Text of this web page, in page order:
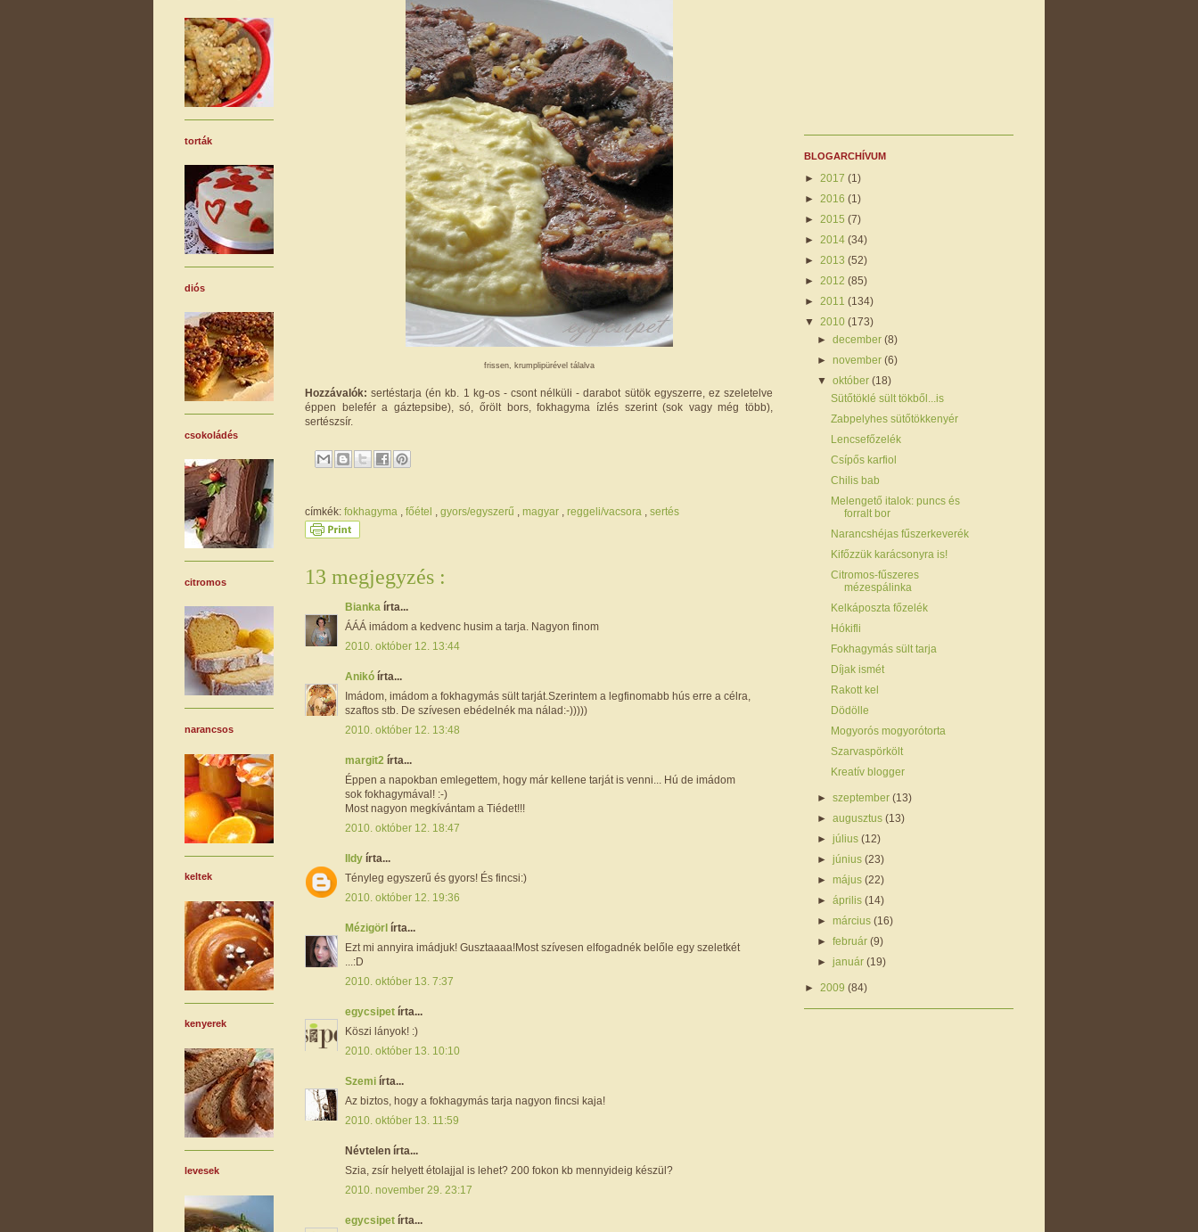
frissen, krumplipürével tálalva
Hozzávalók: sertéstarja (én kb. 1 kg-os - csont nélküli - darabot sütök egyszerre, ez szeletelve
éppen belefér a gáztepsibe), só, őrölt bors, fokhagyma ízlés szerint (sok vagy még több),
sertészsír.
címkék: fokhagyma főétel gyors/egyszerű magyar reggeli/vacsora sertés
13 megjegyzés :
Bianka írta...
ÁÁÁ imádom a kedvenc husim a tarja. Nagyon finom
2010. október 12. 13:44
Anikó írta...
Imádom, imádom a fokhagymás sült tarját.Szerintem a legfinomabb hús erre a célra,
szaftos stb. De szívesen ebédelnék ma nálad:-)))))
2010. október 12. 13:48
margit2 írta...
Éppen a napokban emlegettem, hogy már kellene tarját is venni... Hú de imádom
sok fokhagymával! :-)
Most nagyon megkívántam a Tiédet!!!
2010. október 12. 18:47
Ildy írta...
Tényleg egyszerű és gyors! És fincsi:)
2010. október 12. 19:36
Mézigörl írta...
Ezt mi annyira imádjuk! Gusztaaaa!Most szívesen elfogadnék belőle egy szeletkét
...:D
2010. október 13. 7:37
egycsipet írta...
Köszi lányok! :)
2010. október 13. 10:10
Szemi írta...
Az biztos, hogy a fokhagymás tarja nagyon fincsi kaja!
2010. október 13. 11:59
Névtelen írta...
Szia, zsír helyett étolajjal is lehet? 200 fokon kb mennyideig készül?
2010. november 29. 23:17
egycsipet írta...
torták
diós
csokoládés
citromos
narancsos
keltek
kenyerek
levesek
BLOGARCHÍVUM
► 2017 (1)
► 2016 (1)
► 2015 (7)
► 2014 (34)
► 2013 (52)
► 2012 (85)
► 2011 (134)
▼ 2010 (173)
►december(8)
►november(6)
▼október(18)
Sütőtöklé sült tökből...is
Zabpelyhes sütőtökkenyér
Lencsefőzelék
Csípős karfiol
Chilis bab
Melengető italok: puncs és
forralt bor
Narancshéjas fűszerkeverék
Kifőzzük karácsonyra is!
Citromos-fűszeres
mézespálinka
Kelkáposzta főzelék
Hókifli
Fokhagymás sült tarja
Díjak ismét
Rakott kel
Dödölle
Mogyorós mogyorótorta
Szarvaspörkölt
Kreatív blogger
►szeptember(13)
►augusztus(13)
►július(12)
►június(23)
►május(22)
►április(14)
►március(16)
►február(9)
►január(19)
► 2009 (84)